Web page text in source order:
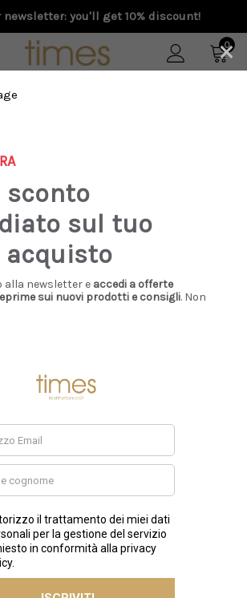
you'll get 10% discount!
0
Donna
×
sconto
sul tuo
acquisto
alla newsletter e accedi a offerte
sui nuovi prodotti e consigli. Non